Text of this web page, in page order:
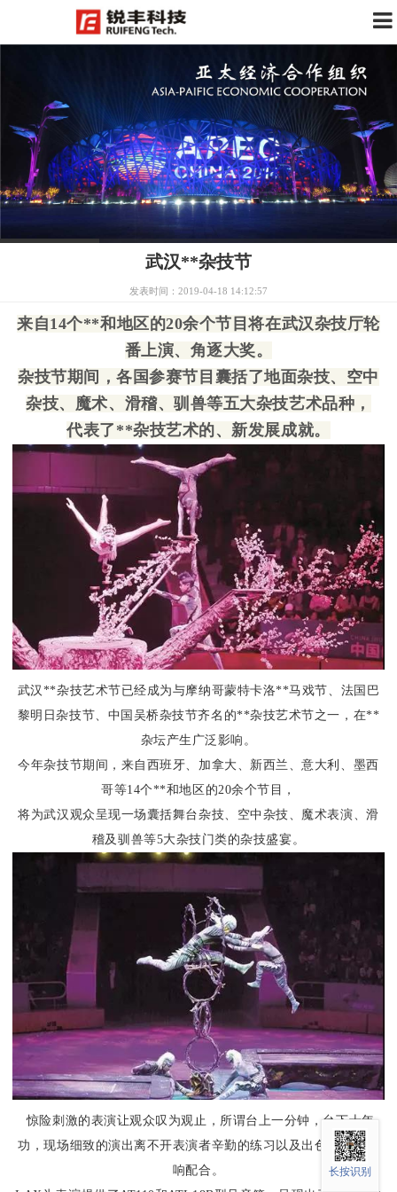
武汉**杂技节
发表时间：2019-04-18 14:12:57
来自14个**和地区的20余个节目将在武汉杂技厅轮
番上演、角逐大奖。
杂技节期间，各国参赛节目囊括了地面杂技、空中
杂技、魔术、滑稽、驯兽等五大杂技艺术品种，
代表了**杂技艺术的、新发展成就。
武汉**杂技艺术节已经成为与摩纳哥蒙特卡洛**马戏节、法国巴
黎明日杂技节、中国吴桥杂技节齐名的**杂技艺术节之一， 在**
杂坛产生广泛影响。
今年杂技节期间，来自西班牙、加拿大、新西兰、意大利、墨西
哥等14个**和地区的20余个节目，
将为武汉观众呈现一场囊括舞台杂技、空中杂技、魔术表演、滑
稽及驯兽等5大杂技门类的杂技盛宴。
惊险刺激的表演让观众叹为观止，所谓台上一分钟，台下十年
功，现场细致的演出离不开表演者辛勤的练习以及出色的灯光音
响配合。
长按识别